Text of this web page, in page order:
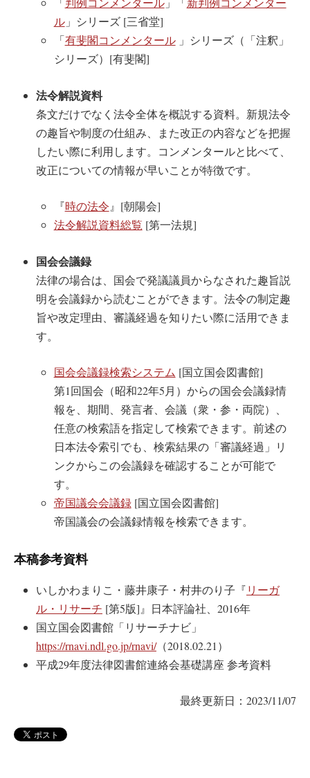
ル」シリーズ [三省堂]
「有斐閣コンメンタール」シリーズ（「注釈」
シリーズ）[有斐閣]
法令解説資料
条文だけでなく法令全体を概説する資料。新規法令
の趣旨や制度の仕組み、また改正の内容などを把握
したい際に利用します。コンメンタールと比べて、
改正についての情報が早いことが特徴です。
『時の法令』[朝陽会]
法令解説資料総覧 [第一法規]
国会会議録
法律の場合は、国会で発議議員からなされた趣旨説
明を会議録から読むことができます。法令の制定趣
旨や改定理由、審議経過を知りたい際に活用できま
す。
国会会議録検索システム [国立国会図書館]
第1回国会（昭和22年5月）からの国会会議録情
報を、期間、発言者、会議（衆・参・両院）、
任意の検索語を指定して検索できます。前述の
日本法令索引でも、検索結果の「審議経過」リ
ンクからこの会議録を確認することが可能で
す。
帝国議会会議録[国立国会図書館]
帝国議会の会議録情報を検索できます。
本稿参考資料
いしかわまりこ・藤井康子・村井のり子『リーガ
ル・リサーチ [第5版]』日本評論社、2016年
国立国会図書館「リサーチナビ」
https://rnavi.ndl.go.jp/rnavi/（2018.02.21）
平成29年度法律図書館連絡会基礎講座 参考資料
最終更新日：2023/11/07